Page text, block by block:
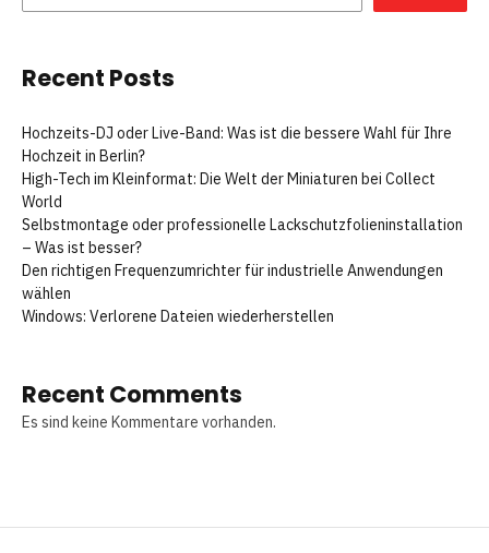
Recent Posts
Hochzeits-DJ oder Live-Band: Was ist die bessere Wahl für Ihre
Hochzeit in Berlin?
High-Tech im Kleinformat: Die Welt der Miniaturen bei Collect
World
Selbstmontage oder professionelle Lackschutzfolieninstallation
– Was ist besser?
Den richtigen Frequenzumrichter für industrielle Anwendungen
wählen
Windows: Verlorene Dateien wiederherstellen
Recent Comments
Es sind keine Kommentare vorhanden.